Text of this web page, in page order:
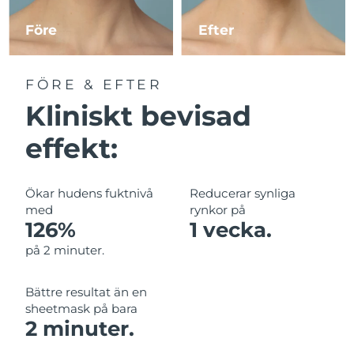
Före Efter
FÖRE & EFTER
Kliniskt bevisad
effekt:
Ökar hudens fuktnivå
med
126%
på 2 minuter.
Reducerar synliga
rynkor på
1 vecka.
Bättre resultat än en
sheetmask på bara
2 minuter.
Jersey Förväntad leverans 13/08/2026
Kuwait
Förväntad leverans
Lettland
Libanon
Förväntad leverans
Litauen
Luxemburg